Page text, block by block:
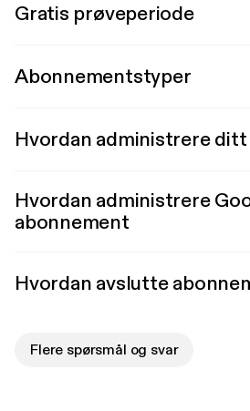
Gratis prøveperiode
Abonnementstyper
Hvordan administrere
Hvordan administrere
abonnement
Hvordan avslutte
Flere spørsmål og svar